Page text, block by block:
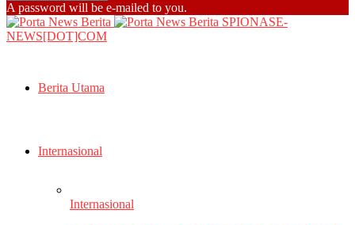
A password will be e-mailed to you.
SPIONASE-
NEWS[DOT]COM
Berita Utama
Internasional
Internasional